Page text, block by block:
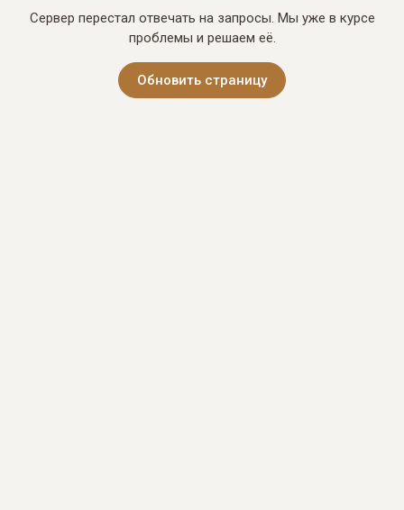
Сервер перестал отвечать на запросы. Мы уже в курсе
проблемы и решаем её.
Обновить страницу